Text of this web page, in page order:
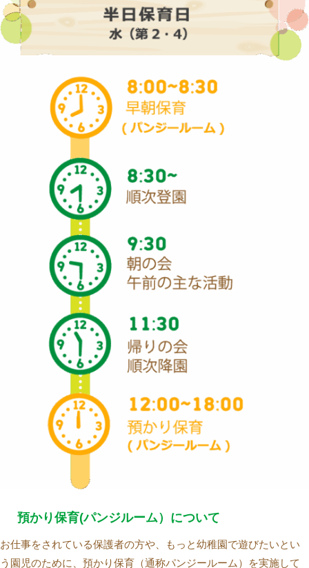
預かり保育(パンジルーム）について
お仕事をされている保護者の方や、もっと幼稚園で遊びたいとい
う園児のために、預かり保育（通称パンジールーム）を実施して